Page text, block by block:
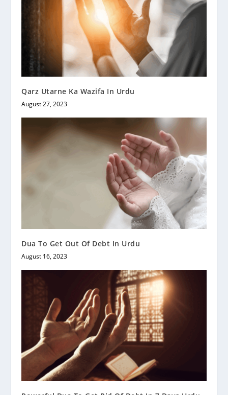
Qarz Utarne Ka Wazifa In Urdu
August 27, 2023
Dua To Get Out Of Debt In Urdu
August 16, 2023